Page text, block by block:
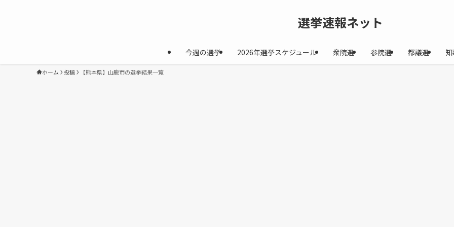
選挙速報ネット
今週の選挙 2026年選挙スケジュール 衆院選 参院選 都議選
ホーム 投稿 【熊本県】山鹿市の選挙結果一覧